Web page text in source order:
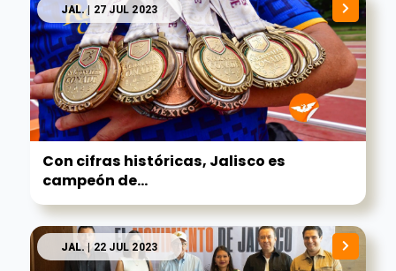
JAL.| 27 JUL 2023
Con cifras históricas, Jalisco es
campeón de...
JAL. | 22 JUL 2023